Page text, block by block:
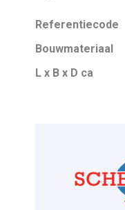
Referentiecode
Bouwmateriaal
L x B x D ca